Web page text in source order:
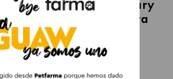
Royal Canin Veterinary
Small Dogs Pienso para